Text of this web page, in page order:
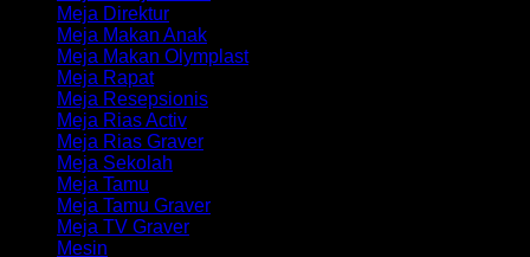
Meja Direktur
Meja Makan Anak
Meja Makan Olymplast
Meja Rapat
Meja Resepsionis
Meja Rias Activ
Meja Rias Graver
Meja Sekolah
Meja Tamu
Meja Tamu Graver
Meja TV Graver
Mesin